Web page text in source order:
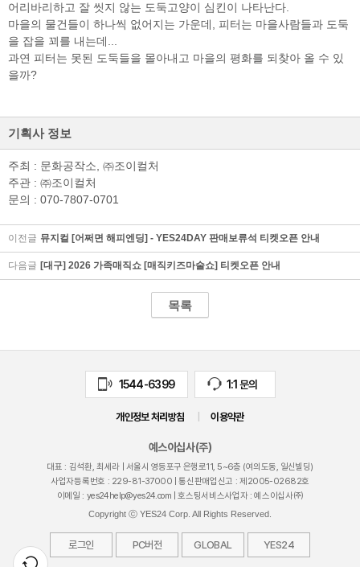
어리바리하고 잘 씻지 않는 도둑고양이 심킨이 나타난다.
마을의 물건들이 하나씩 없어지는 가운데, 피터는 마을사람들과 도둑
을 잡을 꾀를 내는데...
과연 피터는 못된 도둑들을 몰아내고 마을의 평화를 되찾아 올 수 있
을까?
기획사 정보
주최 : 문화공작소, ㈜조이컬처
주관 : ㈜조이컬처
문의 : 070-7807-0701
이전글 뮤지컬 [어쩌면 해피엔딩] - YES24DAY 판매보류석 티켓오픈 안내
다음글 [대구] 2026 가족매직쇼 [매직키즈마술쇼] 티켓오픈 안내
목록
1544-6399 1:1 문의
개인정보 처리방침 이용약관
예스이십사(주)
대표 : 김석환, 최세라 | 서울시 영등포구 은행로11, 5~6층 (여의도동, 일신빌딩)
사업자등록번호 : 229-81-37000 | 통신판매업신고 : 제2005-02682호
이메일 : yes24help@yes24.com | 호스팅서비스사업자 : 예스이십사㈜
Copyright ⓒ YES24 Corp. All Rights Reserved.
로그인 PC버전 GLOBAL YES24